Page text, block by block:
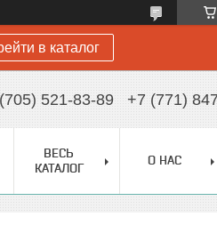
в каталог
521-83-89 +7 (771)
ВЕСЬ
КАТАЛОГ
О НАС